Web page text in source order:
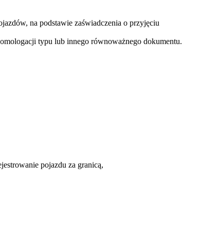
na podstawie zaświadczenia o przyjęciu
typu lub innego równoważnego dokumentu.
pojazdu za granicą,